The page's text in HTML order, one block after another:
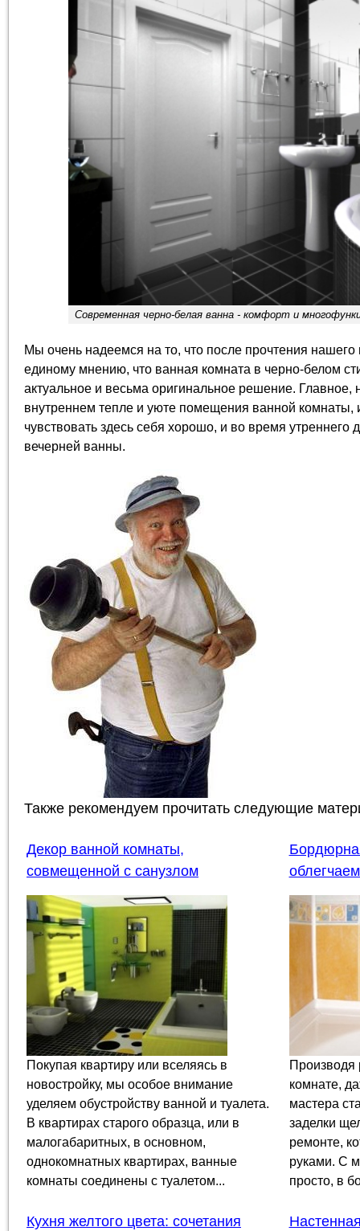
Современная черно-белая ванна - комфорт и
Мы очень надеемся на то, что после прочтения
единому мнению, что ванная комната в черно-белом
актуальное и весьма оригинальное решение. Главное,
внутреннем тепле и уюте помещения ванной комнаты,
чувствовать здесь себя хорошо, и во время утреннего
вечерней ванны.
Также рекомендуем прочитать следующие
Декор ванной комнаты,
совмещенной с санузлом
Покупая квартиру или вселяясь в
новостройку, мы особое внимание
уделяем обустройству ванной и туалета.
В квартирах старого образца, или в
малогабаритных, в основном,
однокомнатных квартирах, ванные
комнаты соединены с туалетом...
Производя
комнате,
мастера
заделки
ремонте,
руками. С
просто, в
Кухня желтого цвета: сочетания